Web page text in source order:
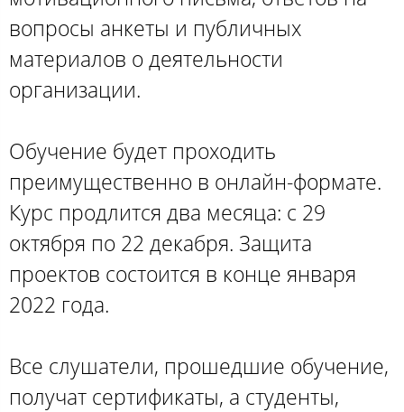
вопросы анкеты и публичных
материалов о деятельности
организации.
Обучение будет проходить
преимущественно в онлайн-формате.
Курс продлится два месяца: с 29
октября по 22 декабря. Защита
проектов состоится в конце января
2022 года.
Все слушатели, прошедшие обучение,
получат сертификаты, а студенты,